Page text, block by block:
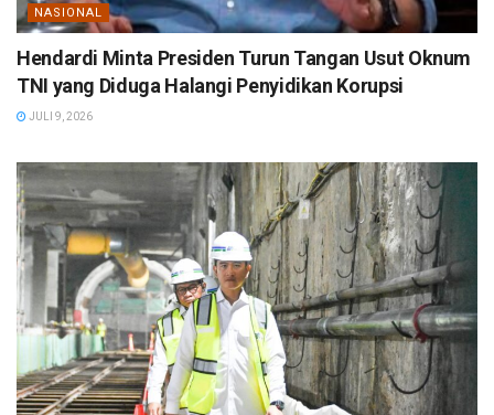
NASIONAL
Hendardi Minta Presiden Turun Tangan Usut Oknum
TNI yang Diduga Halangi Penyidikan Korupsi
JULI 9, 2026